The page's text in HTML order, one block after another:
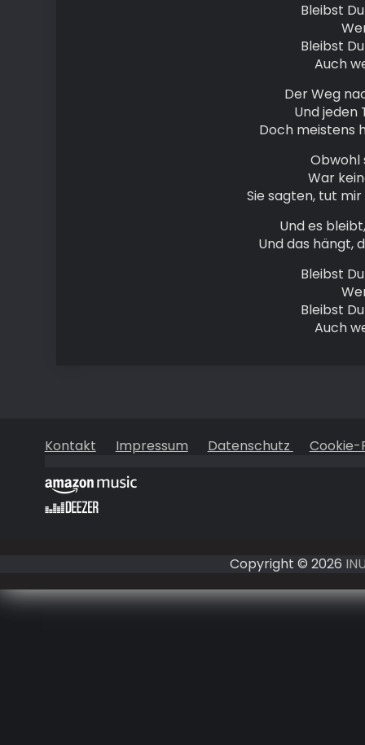
Bleibst
Bleibst
Auch
Der Weg
Und jeden
Doch meistens
Obwohl
War
Sie sagten, tut
Und es
Und das hängt,
Bleibst
Bleibst
Auch
Kontakt Impressum Datenschutz Cookie-
Copyright © 2026